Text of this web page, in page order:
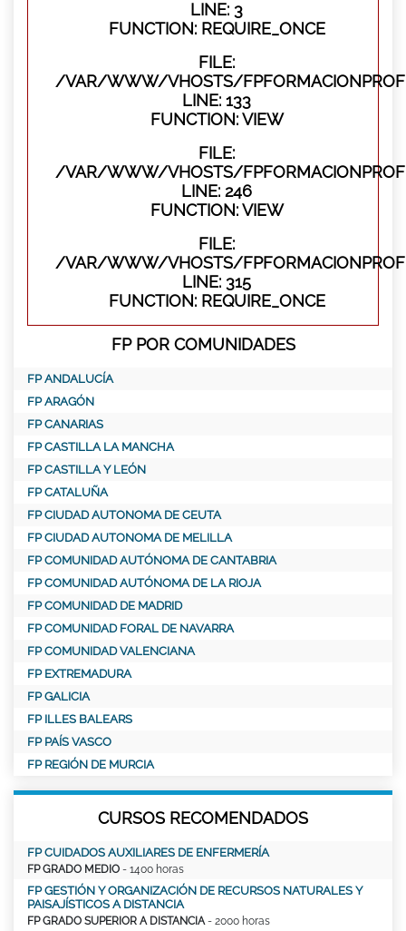
LINE: 3
FUNCTION: REQUIRE_ONCE
FILE:
/VAR/WWW/VHOSTS/
LINE: 133
FUNCTION: VIEW
FILE:
/VAR/WWW/VHOSTS/
LINE: 246
FUNCTION: VIEW
FILE:
/VAR/WWW/VHOSTS/
LINE: 315
FUNCTION: REQUIRE_ONCE
FP POR COMUNIDADES
FP ANDALUCÍA
FP ARAGÓN
FP CANARIAS
FP CASTILLA LA MANCHA
FP CASTILLA Y LEÓN
FP CATALUÑA
FP CIUDAD AUTONOMA DE CEUTA
FP CIUDAD AUTONOMA DE MELILLA
FP COMUNIDAD AUTÓNOMA DE CANTABRIA
FP COMUNIDAD AUTÓNOMA DE LA RIOJA
FP COMUNIDAD DE MADRID
FP COMUNIDAD FORAL DE NAVARRA
FP COMUNIDAD VALENCIANA
FP EXTREMADURA
FP GALICIA
FP ILLES BALEARS
FP PAÍS VASCO
FP REGIÓN DE MURCIA
CURSOS RECOMENDADOS
FP CUIDADOS AUXILIARES DE ENFERMERÍA
FP GRADO MEDIO - 1400 horas
FP GESTIÓN Y ORGANIZACIÓN DE RECURSOS NATURALES Y
PAISAJÍSTICOS A DISTANCIA
FP GRADO SUPERIOR A DISTANCIA- 2000 horas